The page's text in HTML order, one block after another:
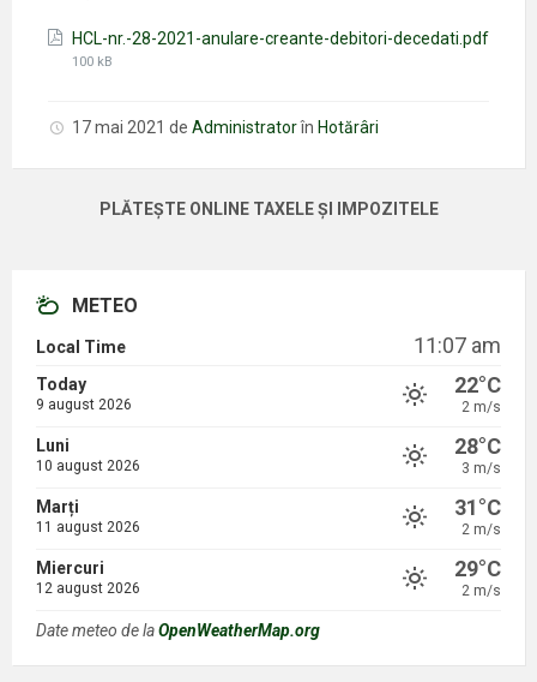
HCL-nr.-28-2021-anulare-creante-debitori-decedati.pdf
Mărimea
100 kB
17 mai 2021 de Administratorîn Hotărâri
PLĂTEȘTE ONLINE TAXELE ȘI IMPOZITELE
METEO
Local Time 11:07 am
Today
9 august 2026
22°C
2 m/s
Luni
10 august 2026
28°C
3 m/s
Marți
11 august 2026
31°C
2 m/s
Miercuri
12 august 2026
29°C
2 m/s
Date meteo de laOpenWeatherMap.org